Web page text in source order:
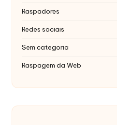
Raspadores
Redes sociais
Sem categoria
Raspagem da Web